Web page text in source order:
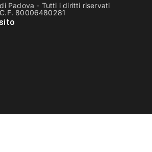
Padova - Tutti i diritti riservati
80006480281